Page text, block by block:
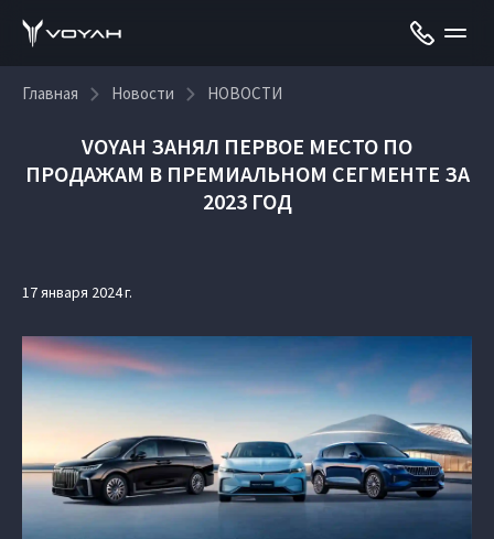
Главная Новости НОВОСТИ
VOYAH ЗАНЯЛ ПЕРВОЕ МЕСТО ПО
ПРОДАЖАМ В ПРЕМИАЛЬНОМ СЕГМЕНТЕ ЗА
2023 ГОД
17 января 2024 г.